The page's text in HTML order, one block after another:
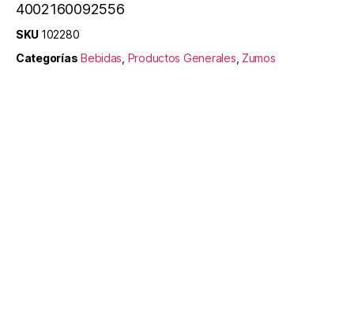
4002160092556
SKU 102280
Categorías Bebidas Productos Generales Zumos